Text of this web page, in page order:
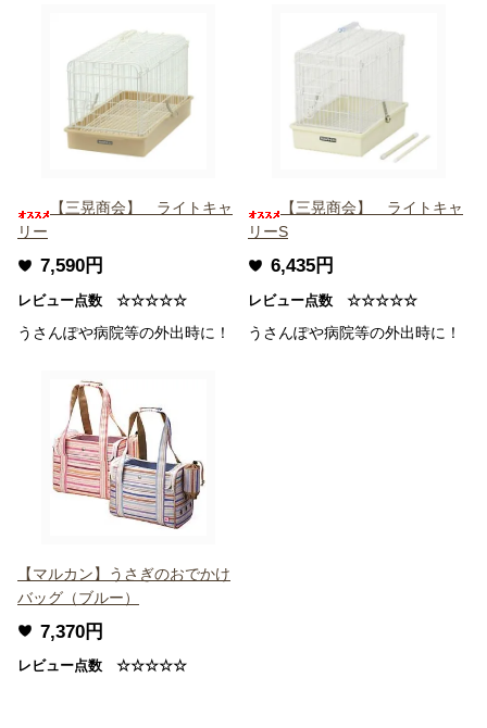
【三晃商会】 ライトキャ
リー
7,590円
レビュー点数 ☆☆☆☆☆
うさんぽや病院等の外出時に！
【三晃商会】 ライトキャ
リーS
6,435円
レビュー点数 ☆☆☆☆☆
うさんぽや病院等の外出時に！
【マルカン】うさぎのおでかけ
バッグ（ブルー）
7,370円
レビュー点数 ☆☆☆☆☆